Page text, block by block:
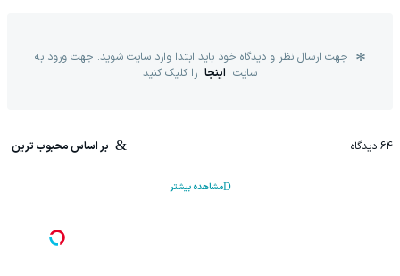
جهت ارسال نظر و دیدگاه خود باید ابتدا وارد سایت شوید. جهت ورود به
سایت اینجا را کلیک کنید
64 دیدگاه بر اساس محبوب ترین
مشاهده بیشتر